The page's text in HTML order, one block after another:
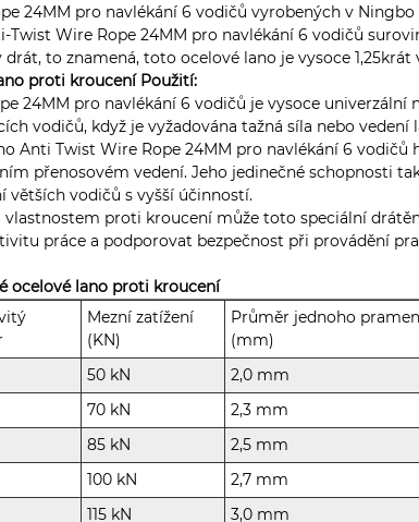
24MM pro navlékání 6 vodičů vyrobených v
Twist Wire Rope 24MM pro navlékání 6 vodičů
to znamená, toto ocelové lano je vysoce 1,25krát
proti kroucení Použití:
24MM pro navlékání 6 vodičů je vysoce
vodičů, když je vyžadována tažná síla nebo vedení
Anti Twist Wire Rope 24MM pro navlékání 6
přenosovém vedení. Jeho jedinečné schopnosti
větších vodičů s vyšší účinností.
vlastnostem proti kroucení může toto speciální
práce a podporovat bezpečnost při provádění
ocelové lano proti kroucení
Mezní zatížení
(KN)
Průměr jednoho
(mm)
50 kN 2,0 mm
70 kN 2,3 mm
85 kN 2,5 mm
100 kN 2,7 mm
115 kN 3,0 mm